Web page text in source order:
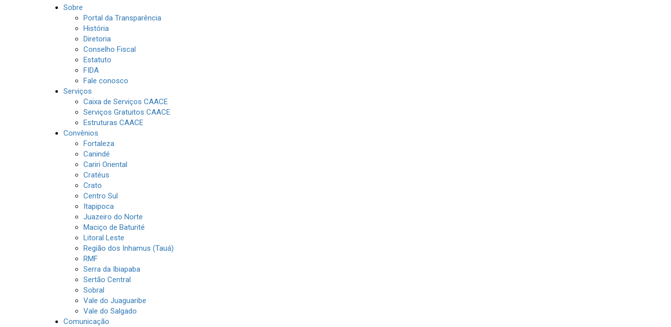
Sobre
Portal da Transparência
História
Diretoria
Conselho Fiscal
Estatuto
FIDA
Fale conosco
Serviços
Caixa de Serviços CAACE
Serviços Gratuitos CAACE
Estruturas CAACE
Convênios
Fortaleza
Canindé
Cariri Oriental
Cratéus
Crato
Centro Sul
Itapipoca
Juazeiro do Norte
Maciço de Baturité
Litoral Leste
Região dos Inhamus (Tauá)
RMF
Serra da Ibiapaba
Sertão Central
Sobral
Vale do Juaguaribe
Vale do Salgado
Comunicação